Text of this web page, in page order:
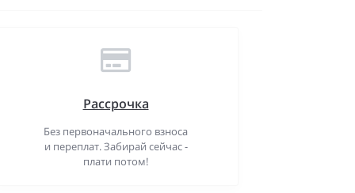
Рассрочка
Без первоначального взноса
и переплат. Забирай сейчас -
плати потом!